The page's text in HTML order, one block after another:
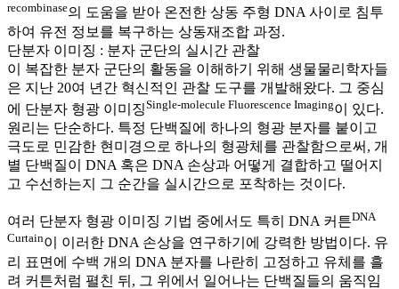
recombinase의 도움을 받아 온전한 상동 주형 DNA 사이로 침투
하여 유전 정보를 복구하는 상동재조합 과정.
단분자 이미징 : 분자 군단의 실시간 관찰
이 복잡한 분자 군단의 활동을 이해하기 위해 생물물리학자들
은 지난 20여 년간 혁신적인 관찰 도구를 개발해왔다. 그 중심
에 단분자 형광 이미징Single-molecule Fluorescence Imaging이 있다.
원리는 단순하다. 특정 단백질에 하나의 형광 분자를 붙이고
극도로 민감한 현미경으로 하나의 형광체를 관찰함으로써, 개
별 단백질이 DNA 혹은 DNA 손상과 어떻게 결합하고 떨어지
고 수선하는지 그 순간을 실시간으로 포착하는 것이다.
여러 단분자 형광 이미징 기법 중에서도 특히 DNA 커튼DNA
Curtain이 이러한 DNA 손상을 연구하기에 강력한 방법이다. 유
리 표면에 수백 개의 DNA 분자를 나란히 고정하고 유체를 흘
려 커튼처럼 펼친 뒤, 그 위에서 일어나는 단백질들의 움직임